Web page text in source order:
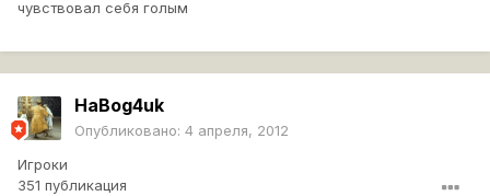
чувствовал себя голым
HaBog4uk
Опубликовано: 4 апреля, 2012
Игроки
351 публикация